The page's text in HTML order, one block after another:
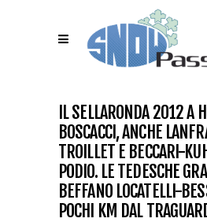
IL SELLARONDA 2012 A
BOSCACCI, ANCHE
TROILLET E BECCARI-
PODIO. LE TEDESCHE
BEFFANO LOCATELLI-
POCHI KM DAL